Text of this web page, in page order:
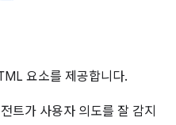
요소를 제공합니다.
트가 사용자 의도를 잘 감지